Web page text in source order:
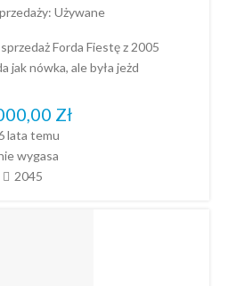
Używane
Forda Fiestę z 2005
jak nówka, ale była jeżd
Zł
lata temu
wygasa
2045